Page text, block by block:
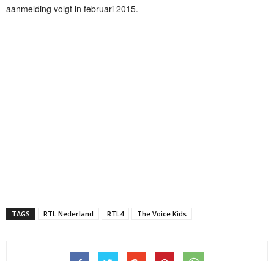
aanmelding volgt in februari 2015.
TAGS RTL Nederland RTL4 The Voice Kids